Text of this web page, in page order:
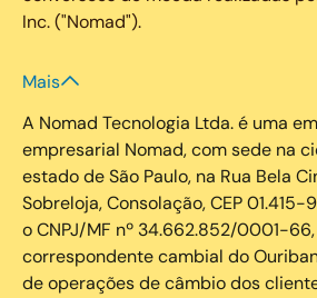
Inc. ("Nomad").
Mais
A Nomad Tecnologia Ltda. é uma
empresarial Nomad, com sede na
estado de São Paulo, na Rua Bela
Sobreloja, Consolação, CEP
o CNPJ/MF nº 34.662.852/0001-
correspondente cambial do
de operações de câmbio dos